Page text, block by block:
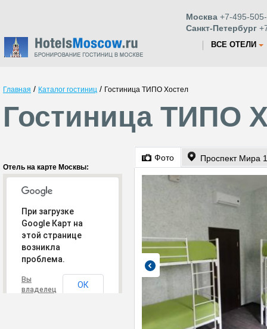
Москва +7-495-
Санкт-Петербург
ВСЕ ОТЕЛИ
Главная / Каталог гостиниц / Гостиница ТИПО Хостел
Гостиница ТИПО
Отель на карте Москвы:
При загрузке
Google Карт на
этой странице
возникла
проблема.
Вы
владелец
ОК
Фото Проспект Мира